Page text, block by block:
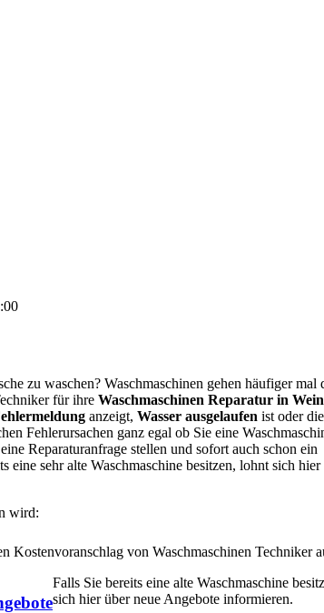
zu waschen? Waschmaschinen gehen häufiger mal
für ihre Waschmaschinen Reparatur in
anzeigt, Wasser ausgelaufen ist oder
Fehlerursachen ganz egal ob Sie eine
Reparaturanfrage stellen und sofort auch schon ein
eine sehr alte Waschmaschine besitzen, lohnt sich
wird:
Kostenvoranschlag von Waschmaschinen Techniker
Falls Sie bereits eine alte Waschmaschine
sich hier über neue Angebote informieren.